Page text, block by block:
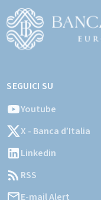
sito
istituzionale
Banca
d'Italia)
SEGUICI SU
Youtube
X - Banca d’Italia
Linkedin
RSS
E-mail Alert